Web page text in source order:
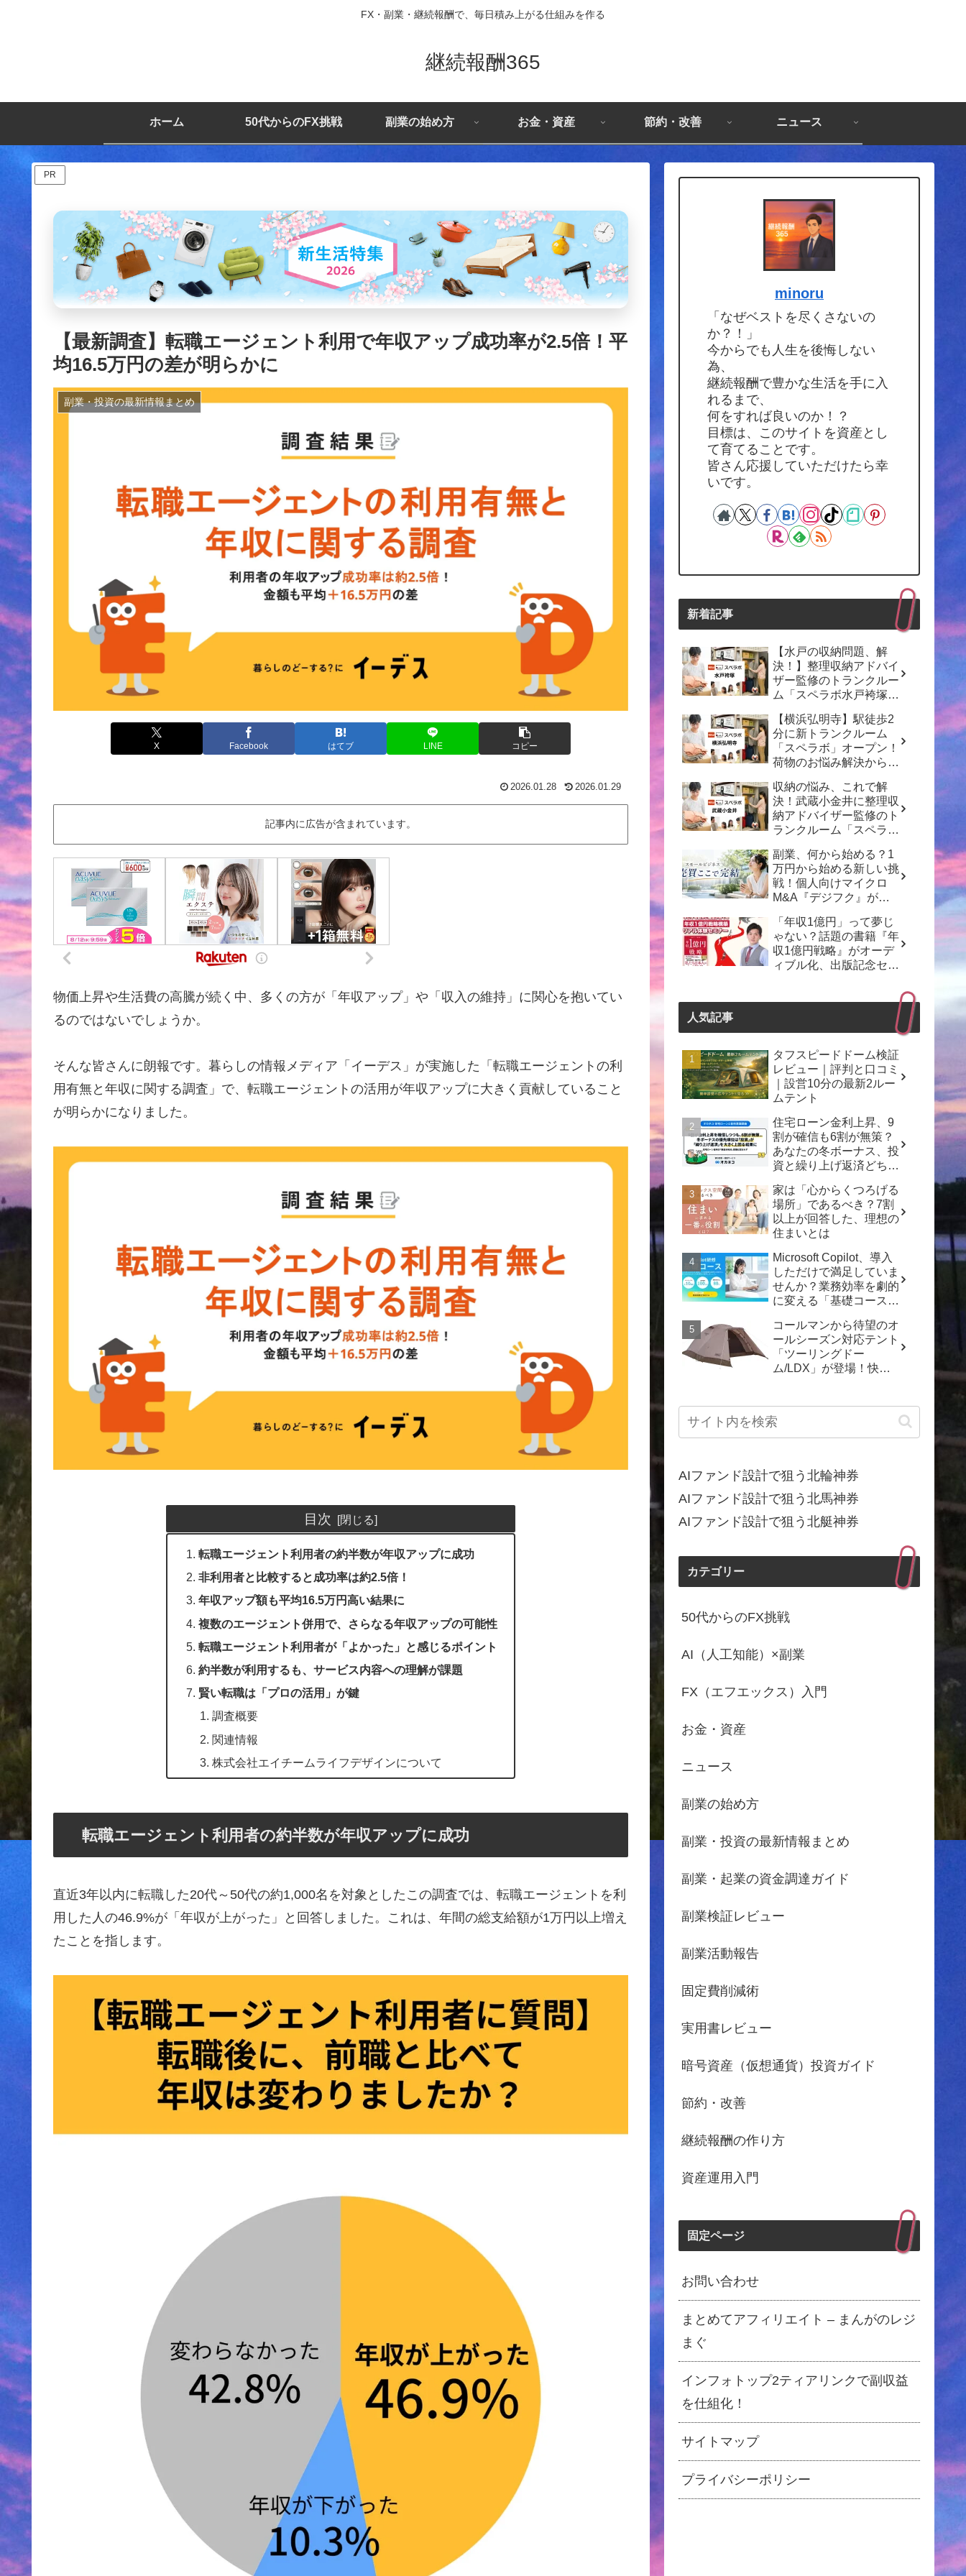
FX・副業・継続報酬で、毎日積み上がる仕組みを作る
継続報酬365
ホーム 50代からのFX挑戦 副業の始め方 お金・資産 節約・改善 ニュース
PR
【最新調査】転職エージェント利用で年収アップ成功率が2.5倍！平
均16.5万円の差が明らかに
副業・投資の最新情報まとめ
X Facebook はてブ LINE コピー
2026.01.28 2026.01.29
記事内に広告が含まれています。
物価上昇や生活費の高騰が続く中、多くの方が「年収アップ」や「収入の維持」に関心を抱いてい
るのではないでしょうか。
そんな皆さんに朗報です。暮らしの情報メディア「イーデス」が実施した「転職エージェントの利
用有無と年収に関する調査」で、転職エージェントの活用が年収アップに大きく貢献していること
が明らかになりました。
目次
転職エージェント利用者の約半数が年収アップに成功
非利用者と比較すると成功率は約2.5倍！
年収アップ額も平均16.5万円高い結果に
複数のエージェント併用で、さらなる年収アップの可能性
転職エージェント利用者が「よかった」と感じるポイント
約半数が利用するも、サービス内容への理解が課題
賢い転職は「プロの活用」が鍵
調査概要
関連情報
株式会社エイチームライフデザインについて
転職エージェント利用者の約半数が年収アップに成功
直近3年以内に転職した20代～50代の約1,000名を対象としたこの調査では、転職エージェントを利
用した人の46.9%が「年収が上がった」と回答しました。これは、年間の総支給額が1万円以上増え
たことを指します。
minoru
「なぜベストを尽くさないの
か？！」
今からでも人生を後悔しない
為、
継続報酬で豊かな生活を手に入
れるまで、
何をすれば良いのか！？
目標は、このサイトを資産とし
て育てることです。
皆さん応援していただけたら幸
いです。
新着記事
【水戸の収納問題、解
決！】整理収納アドバイ
ザー監修のトランクルー
ム「スペラボ水戸袴塚
【横浜弘明寺】駅徒歩2
分に新トランクルーム
「スペラボ」オープン！
荷物のお悩み解決から賢
収納の悩み、これで解
決！武蔵小金井に整理収
納アドバイザー監修のト
ランクルーム「スペラ
副業、何から始める？1
万円から始める新しい挑
戦！個人向けマイクロ
M&A『デジフク』が正
「年収1億円」って夢じ
ゃない？話題の書籍『年
収1億円戦略』がオーデ
ィブル化、出版記念セミ
人気記事
タフスピードドーム検証
レビュー｜評判と口コミ
｜設営10分の最新2ルー
ムテント
住宅ローン金利上昇、9
割が確信も6割が無策？
あなたの冬ボーナス、投
資と繰り上げ返済どちら
家は「心からくつろげる
場所」であるべき？7割
以上が回答した、理想の
住まいとは
Microsoft Copilot、導入
しただけで満足していま
せんか？業務効率を劇的
に変える「基礎コース」
よう！
コールマンから待望のオ
ールシーズン対応テント
「ツーリングドー
ム/LDX」が登場！快適
AIファンド設計で狙う北輪神券
AIファンド設計で狙う北馬神券
AIファンド設計で狙う北艇神券
カテゴリー
50代からのFX挑戦
AI（人工知能）×副業
FX（エフエックス）入門
お金・資産
ニュース
副業の始め方
副業・投資の最新情報まとめ
副業・起業の資金調達ガイド
副業検証レビュー
副業活動報告
固定費削減術
実用書レビュー
暗号資産（仮想通貨）投資ガイド
節約・改善
継続報酬の作り方
資産運用入門
固定ページ
お問い合わせ
まとめてアフィリエイト – まんがのレジ
まぐ
インフォトップ2ティアリンクで副収益
を仕組化！
サイトマップ
プライバシーポリシー